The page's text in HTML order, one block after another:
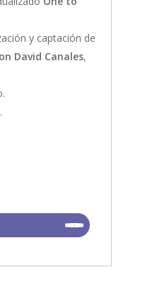
y captación de
David Canales,